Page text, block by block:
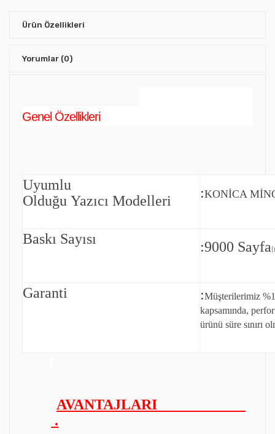
Ürün Özellikleri
Yorumlar (0)
Genel Özellikleri
Uyumlu
Olduğu Yazıcı Modelleri
:KONİCA
Baskı Sayısı :9000 Sayfa
Garanti :Müşterilerimiz
kapsamında,
ürünü süre sınırı
AVANTAJLARI
.